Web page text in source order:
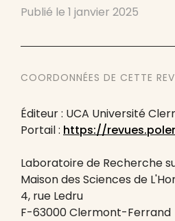
Publié le 1 janvier 2025
COORDONNÉES DE CETTE
Éditeur : UCA Université
Portail : https://
Laboratoire de Recherche
Maison des Sciences de
4, rue Ledru
F-63000 Clermont-Ferrand